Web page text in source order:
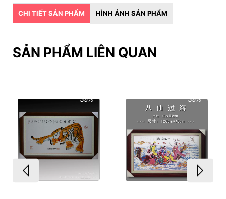
CHI TIẾT SẢN PHẨM HÌNH ẢNH SẢN PHẨM
SẢN PHẨM LIÊN QUAN
39% 39%